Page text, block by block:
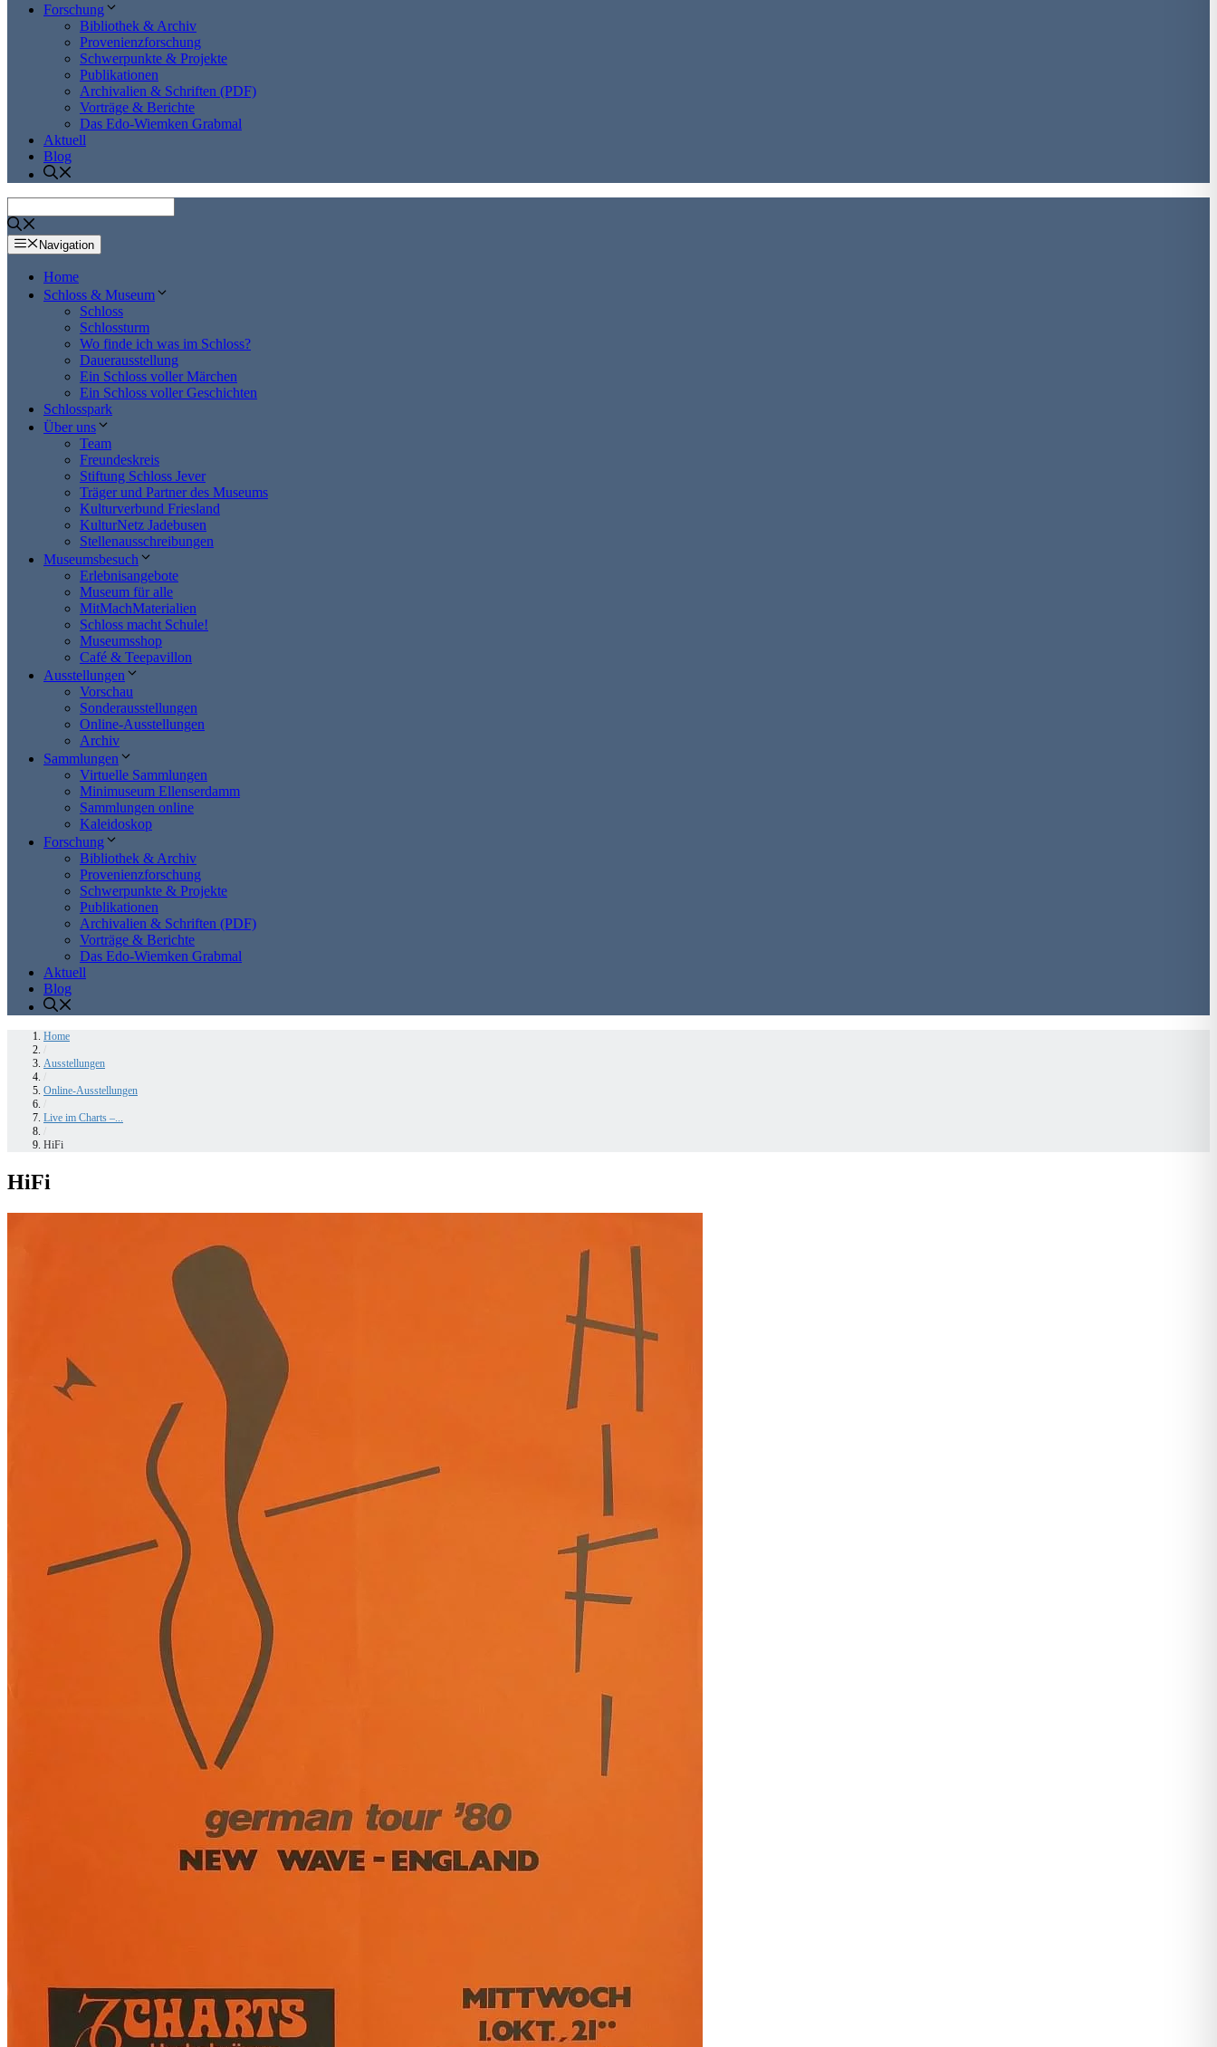
Forschung
Bibliothek & Archiv
Provenienzforschung
Schwerpunkte & Projekte
Publikationen
Archivalien & Schriften (PDF)
Vorträge & Berichte
Das Edo-Wiemken Grabmal
Aktuell
Blog
Navigation
Home
Schloss & Museum
Schloss
Schlossturm
Wo finde ich was im Schloss?
Dauerausstellung
Ein Schloss voller Märchen
Ein Schloss voller Geschichten
Schlosspark
Über uns
Team
Freundeskreis
Stiftung Schloss Jever
Träger und Partner des Museums
Kulturverbund Friesland
KulturNetz Jadebusen
Stellenausschreibungen
Museumsbesuch
Erlebnisangebote
Museum für alle
MitMachMaterialien
Schloss macht Schule!
Museumsshop
Café & Teepavillon
Ausstellungen
Vorschau
Sonderausstellungen
Online-Ausstellungen
Archiv
Sammlungen
Virtuelle Sammlungen
Minimuseum Ellenserdamm
Sammlungen online
Kaleidoskop
Forschung
Bibliothek & Archiv
Provenienzforschung
Schwerpunkte & Projekte
Publikationen
Archivalien & Schriften (PDF)
Vorträge & Berichte
Das Edo-Wiemken Grabmal
Aktuell
Blog
Home
Ausstellungen
Online-Ausstellungen
Live im Charts –...
HiFi
HiFi